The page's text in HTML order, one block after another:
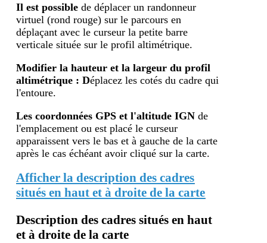
Il est possible de déplacer un randonneur
virtuel (rond rouge) sur le parcours en
déplaçant avec le curseur la petite barre
verticale située sur le profil altimétrique.
Modifier la hauteur et la largeur du profil
altimétrique : Déplacez les cotés du cadre qui
l'entoure.
Les coordonnées GPS et l'altitude IGN de
l'emplacement ou est placé le curseur
apparaissent vers le bas et à gauche de la carte
après le cas échéant avoir cliqué sur la carte.
Afficher la description des cadres
situés en haut et à droite de la carte
Description des cadres situés en haut
et à droite de la carte